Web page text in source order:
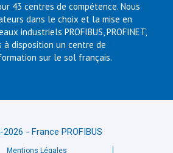
43 centres de compétence. Nous
dans le choix et la mise en
industriels PROFIBUS, PROFINET,
à disposition un centre de
sur le sol français.
- France PROFIBUS
Mentions Légales